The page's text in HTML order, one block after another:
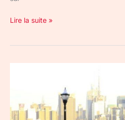
Lire la suite »
ligne
gratuit